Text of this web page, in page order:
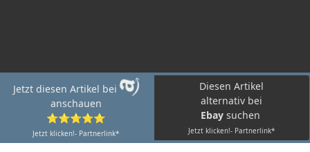
Jetzt diesen Artikel bei
anschauen
⭐⭐⭐⭐⭐
Jetzt klicken!- Partnerlink*
Diesen Artikel
alternativ bei
Ebay suchen
Jetzt klicken!- Partnerlink*